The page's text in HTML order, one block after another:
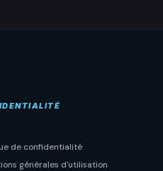
de confidentialité
générales d'utilisation